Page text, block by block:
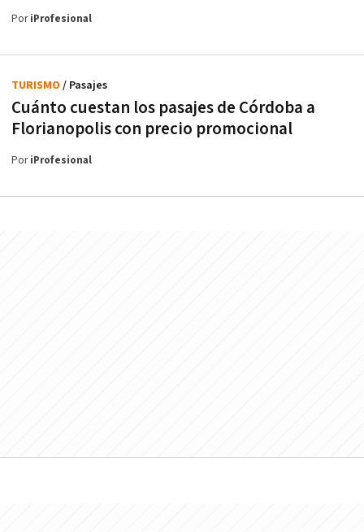
PoriProfesional
Cuánto cuestan los pasajes de Córdoba a
Florianopolis con precio promocional
TURISMO / Pasajes
PoriProfesional